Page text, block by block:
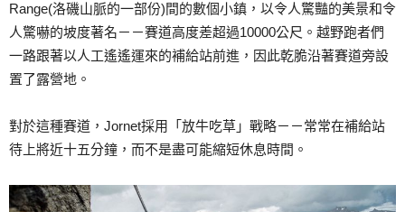
Range(洛磯山脈的一部份)間的數個小鎮，以令人驚豔的美景和令
人驚嚇的坡度著名－－賽道高度差超過10000公尺。越野跑者們
一路跟著以人工遙遙運來的補給站前進，因此乾脆沿著賽道旁設
置了露營地。
對於這種賽道，Jornet採用「放牛吃草」戰略－－常常在補給站
待上將近十五分鐘，而不是盡可能縮短休息時間。